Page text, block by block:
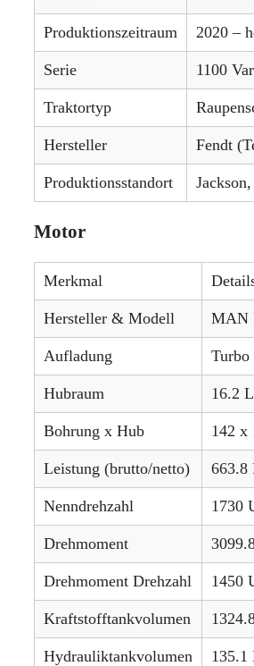
Produktionszeitraum 2020 –
Serie 1100
Traktortyp
Hersteller Fendt
Produktionsstandort
Motor
Merkmal
Hersteller & Modell MAN
Aufladung Turbo
Hubraum 16.2 L
Bohrung x Hub 142 x
Leistung (brutto/netto) 663.8
Nenndrehzahl 1730
Drehmoment
Drehmoment Drehzahl 1450
Kraftstofftankvolumen
Hydrauliktankvolumen 135.1